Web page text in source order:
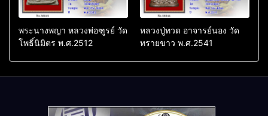
พระนางพญา หลวงพ่อฑูรย์ วัด
โพธิ์นิมิตร พ.ศ.2512
หลวงปู่ทวด อาจารย์นอง วัด
ทรายขาว พ.ศ.2541